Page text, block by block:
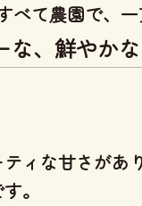
べて農園で、
、鮮やか
ィな甘さがあり
。